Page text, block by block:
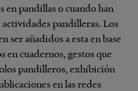
en pandillas o cuando han
pandilleras. Los
ser añadidos a esta en base
en cuadernos, gestos que
pandilleros, exhibición
en las redes